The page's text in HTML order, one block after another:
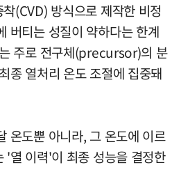
(CVD) 방식으로 제작한 비정
버티는 성질이 약하다는 한계
주로 전구체(precursor)의 분
종 열처리 온도 조절에 집중돼
온도뿐 아니라, 그 온도에 이르
'열 이력'이 최종 성능을 결정한